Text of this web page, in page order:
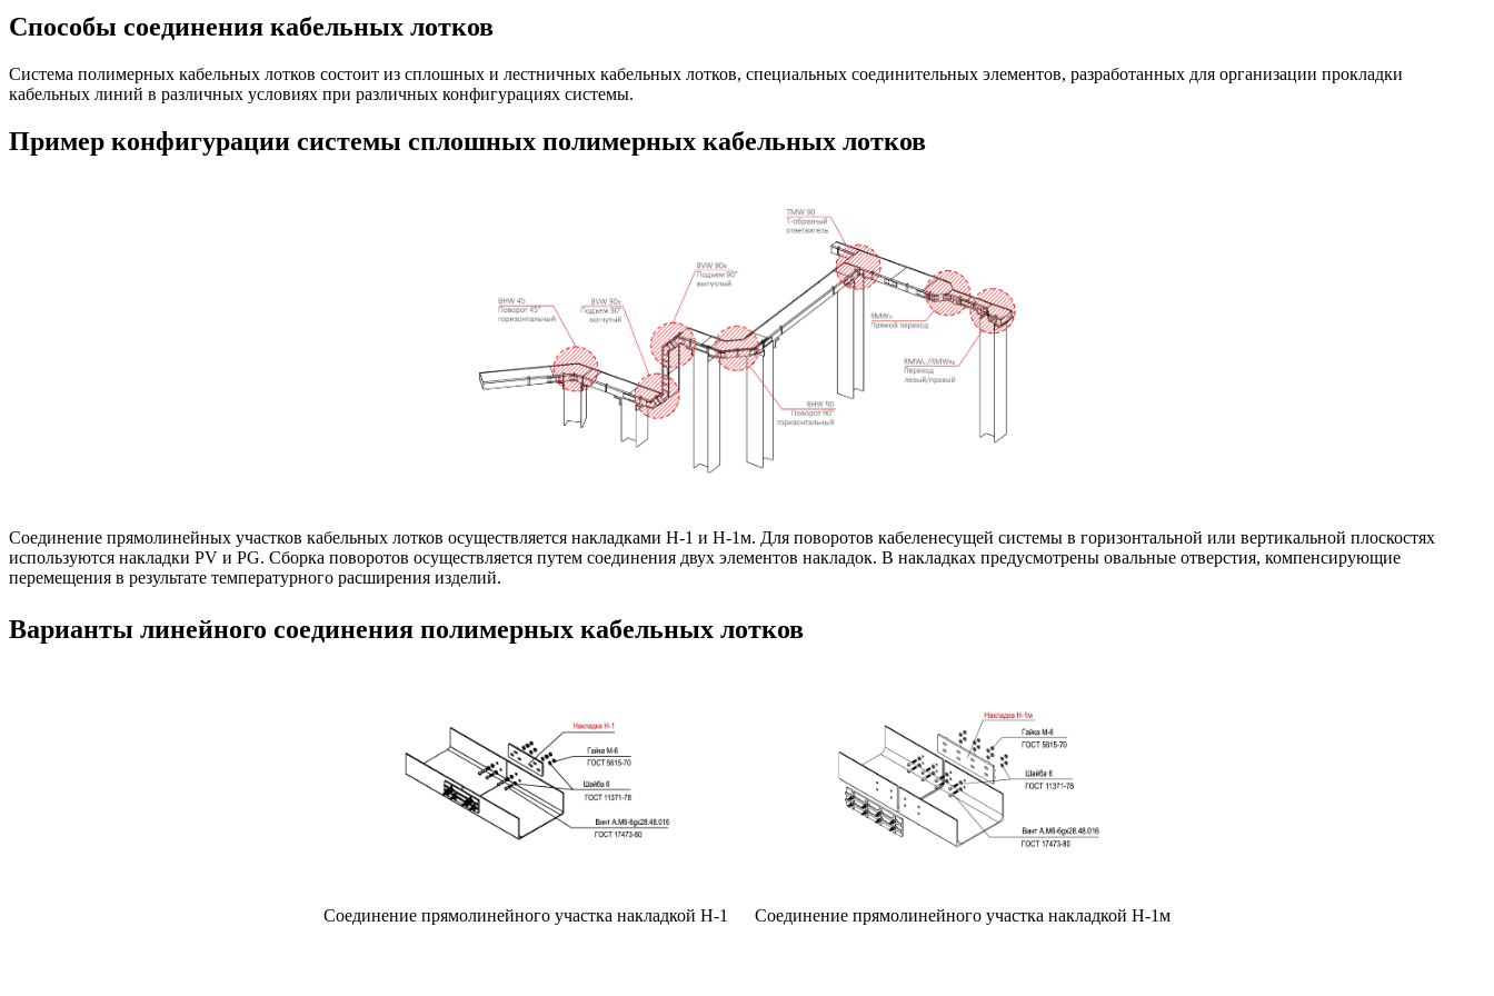
Способы соединения кабельных лотков
Система полимерных кабельных лотков состоит из сплошных и лестничных кабельных лотков, специальных соединительных элементов, разработанных для организации прокладки
кабельных линий в различных условиях при различных конфигурациях системы.
Пример конфигурации системы сплошных полимерных кабельных лотков
Соединение прямолинейных участков кабельных лотков осуществляется накладками H-1 и H-1м. Для поворотов кабеленесущей системы в горизонтальной или вертикальной плоскостях
используются накладки PV и PG. Сборка поворотов осуществляется путем соединения двух элементов накладок. В накладках предусмотрены овальные отверстия, компенсирующие
перемещения в результате температурного расширения изделий.
Варианты линейного соединения полимерных кабельных лотков
Соединение прямолинейного участка накладкой Н-1 Соединение прямолинейного участка накладкой H-1м